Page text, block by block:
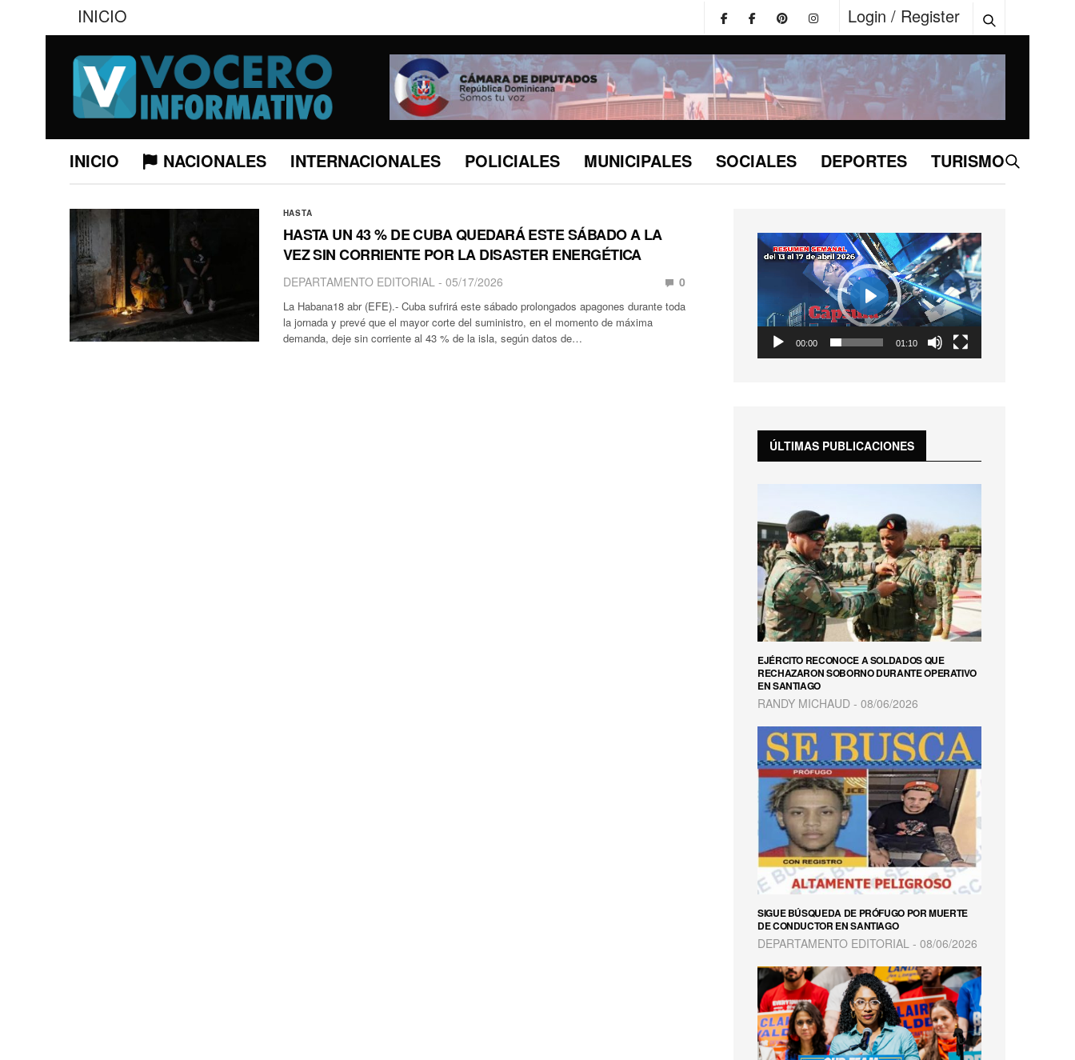
INICIO Login / Register
INICIO NACIONALES INTERNACIONALES POLICIALES MUNICIPALES SOCIALES DEPORTES TURISMO
HASTA
HASTA UN 43 % DE CUBA QUEDARÁ ESTE SÁBADO A LA
VEZ SIN CORRIENTE POR LA DISASTER ENERGÉTICA
DEPARTAMENTO EDITORIAL 05/17/2026 0
La Habana18 abr (EFE).- Cuba sufrirá este sábado prolongados apagones durante toda
la jornada y prevé que el mayor corte del suministro, en el momento de máxima
demanda, deje sin corriente al 43 % de la isla, según datos de…
01:10
SettingsEnter
Reproductor
de
00:00 01:10
Play
ÚLTIMAS PUBLICACIONES
EJÉRCITO RECONOCE A SOLDADOS QUE
RECHAZARON SOBORNO DURANTE OPERATIVO
EN SANTIAGO
RANDY MICHAUD 08/06/2026
SIGUE BÚSQUEDA DE PRÓFUGO POR MUERTE
DE CONDUCTOR EN SANTIAGO
DEPARTAMENTO EDITORIAL 08/06/2026